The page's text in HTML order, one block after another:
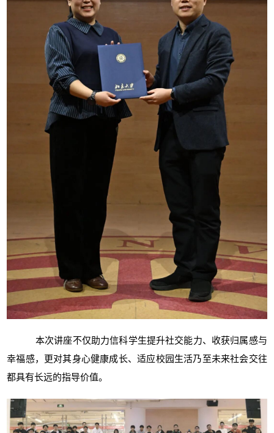
本次讲座不仅助力信科学生提升社交能力、收获归属感与
幸福感，更对其身心健康成长、适应校园生活乃至未来社会交往
都具有长远的指导价值。